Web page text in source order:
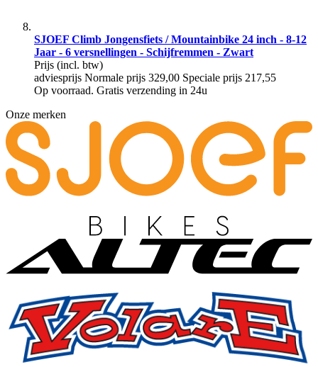
SJOEF Climb Jongensfiets / Mountainbike 24 inch - 8-12
Jaar - 6 versnellingen - Schijfremmen - Zwart
Prijs (incl. btw)
adviesprijs Normale prijs 329,00 Speciale prijs 217,55
Op voorraad. Gratis verzending in 24u
Onze merken